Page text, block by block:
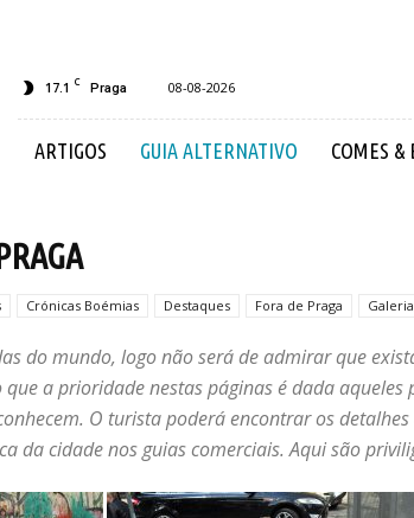
17.1 C Praga 08-08-2026
ARTIGOS GUIA ALTERNATIVO COMES &
Crónicas Boémias Destaques Fora de Praga
do mundo, logo não será de admirar que
a prioridade nestas páginas é dada aqueles
O turista poderá encontrar os
da cidade nos guias comerciais. Aqui são